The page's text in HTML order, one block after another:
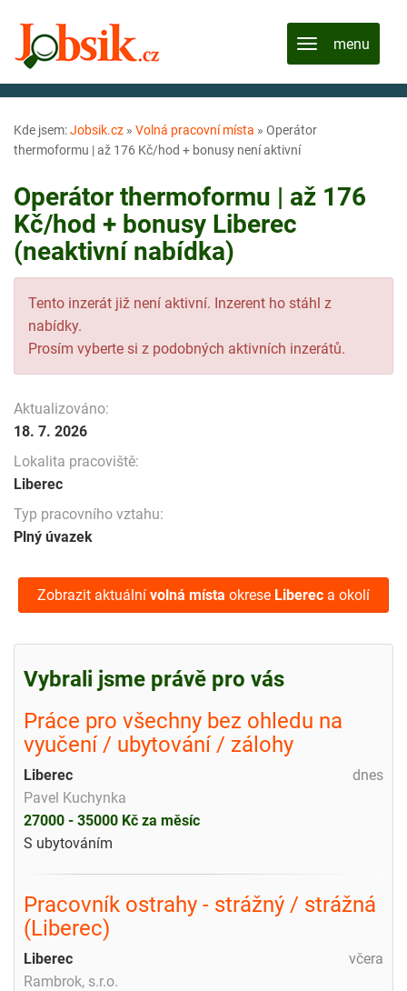
Kde jsem:Jobsik.cz » Volná pracovní místa » Operátor
thermoformu | až 176 Kč/hod + bonusy není aktivní
Operátor thermoformu | až 176
Kč/hod + bonusy Liberec
(neaktivní nabídka)
Tento inzerát již není aktivní. Inzerent ho stáhl z
nabídky.
Prosím vyberte si z podobných aktivních inzerátů.
Aktualizováno:
18. 7. 2026
Lokalita pracoviště:
Liberec
Typ pracovního vztahu:
Plný úvazek
Zobrazit aktuální volná místa okrese Liberec a okolí
Vybrali jsme právě pro vás
Práce pro všechny bez ohledu na
vyučení / ubytování / zálohy
dnes
Liberec
Pavel Kuchynka
27000 - 35000 Kč za měsíc
S ubytováním
Pracovník ostrahy - strážný / strážná
(Liberec)
včera
Liberec
Rambrok, s.r.o.